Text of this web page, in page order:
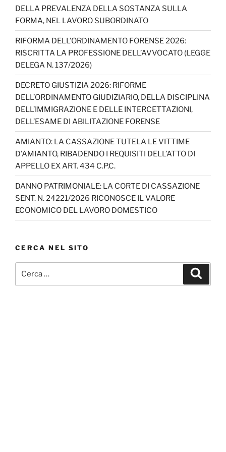
DELLA PREVALENZA DELLA SOSTANZA SULLA
FORMA, NEL LAVORO SUBORDINATO
RIFORMA DELL’ORDINAMENTO FORENSE 2026:
RISCRITTA LA PROFESSIONE DELL’AVVOCATO (LEGGE
DELEGA N. 137/2026)
DECRETO GIUSTIZIA 2026: RIFORME
DELL’ORDINAMENTO GIUDIZIARIO, DELLA DISCIPLINA
DELL’IMMIGRAZIONE E DELLE INTERCETTAZIONI,
DELL’ESAME DI ABILITAZIONE FORENSE
AMIANTO: LA CASSAZIONE TUTELA LE VITTIME
D’AMIANTO, RIBADENDO I REQUISITI DELL’ATTO DI
APPELLO EX ART. 434 C.P.C.
DANNO PATRIMONIALE: LA CORTE DI CASSAZIONE
SENT. N. 24221/2026 RICONOSCE IL VALORE
ECONOMICO DEL LAVORO DOMESTICO
CERCA NEL SITO